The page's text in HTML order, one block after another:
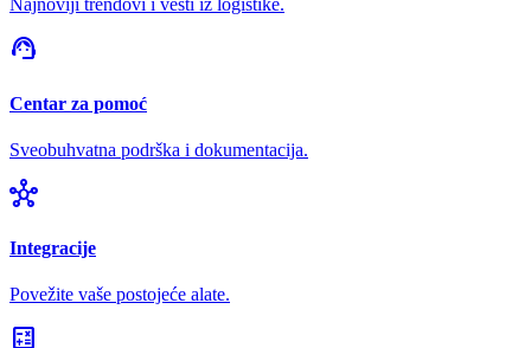
Najnoviji trendovi i vesti iz logistike.
support_agent
Centar za pomoć
Sveobuhvatna podrška i dokumentacija.
hub
Integracije
Povežite vaše postojeće alate.
calculate